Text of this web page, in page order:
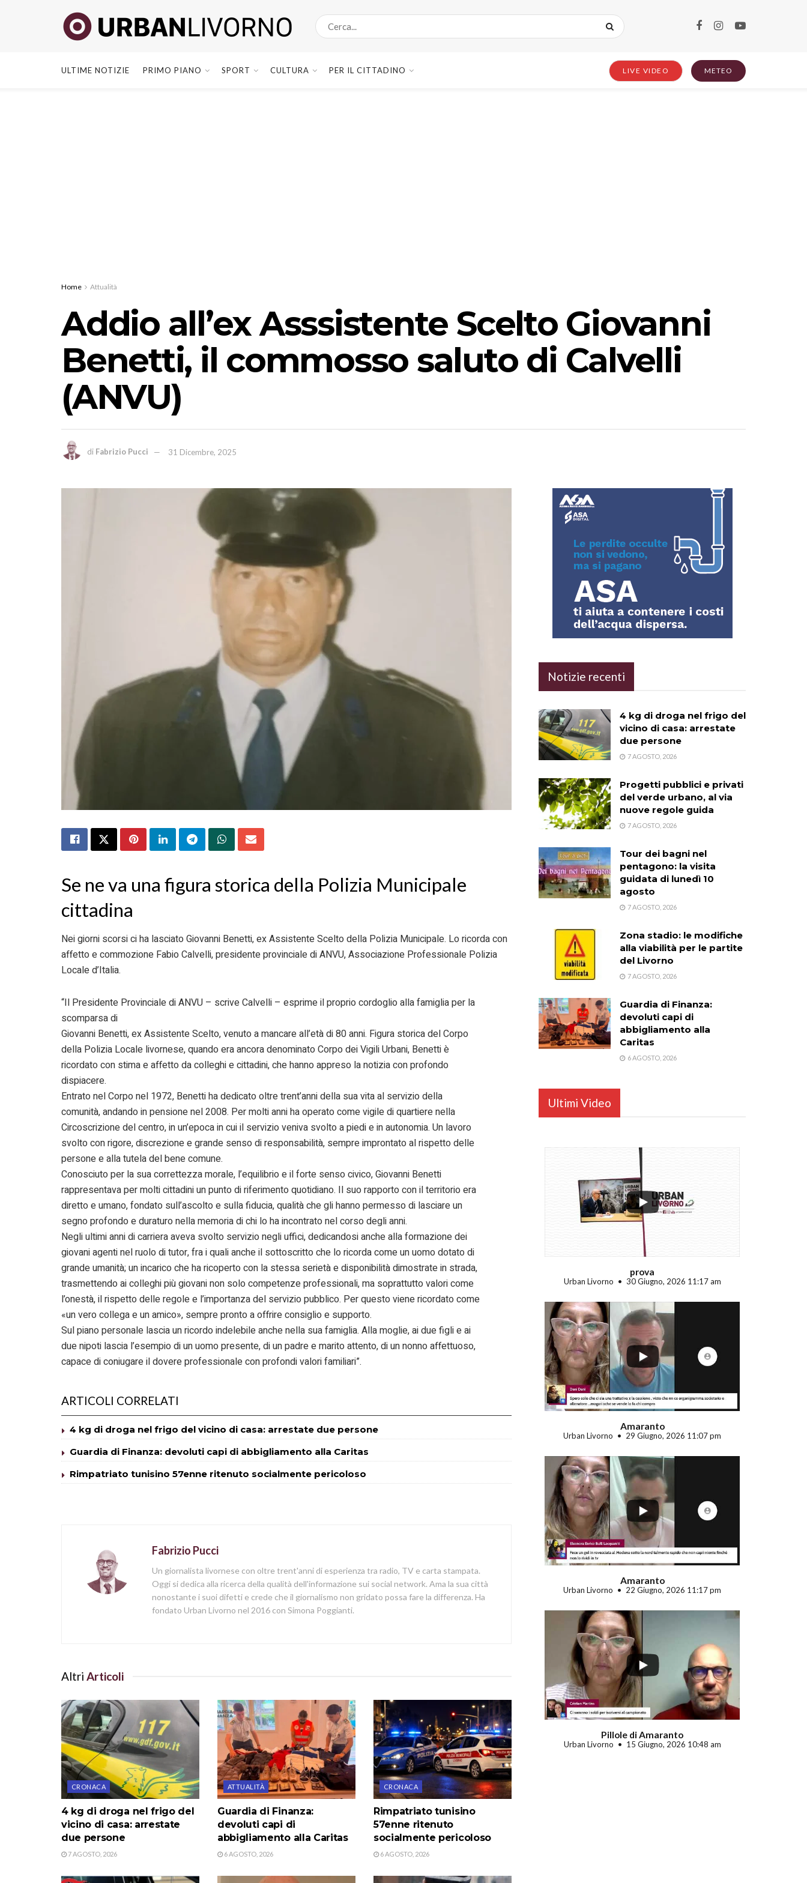
ULTIME NOTIZIE PRIMO PIANO SPORT CULTURA PER IL CITTADINO LIVE VIDEO METEO
Home Attualità
Addio all’ex Asssistente Scelto Giovanni
Benetti, il commosso saluto di Calvelli
(ANVU)
di Fabrizio Pucci 31 Dicembre, 2025
Se ne va una figura storica della Polizia Municipale
cittadina
Nei giorni scorsi ci ha lasciato Giovanni Benetti, ex Assistente Scelto della Polizia Municipale. Lo ricorda con
affetto e commozione Fabio Calvelli, presidente provinciale di ANVU, Associazione Professionale Polizia
Locale d’Italia.
“Il Presidente Provinciale di ANVU – scrive Calvelli – esprime il proprio cordoglio alla famiglia per la
scomparsa di
Giovanni Benetti, ex Assistente Scelto, venuto a mancare all’età di 80 anni. Figura storica del Corpo
della Polizia Locale livornese, quando era ancora denominato Corpo dei Vigili Urbani, Benetti è
ricordato con stima e affetto da colleghi e cittadini, che hanno appreso la notizia con profondo
dispiacere.
Entrato nel Corpo nel 1972, Benetti ha dedicato oltre trent’anni della sua vita al servizio della
comunità, andando in pensione nel 2008. Per molti anni ha operato come vigile di quartiere nella
Circoscrizione del centro, in un’epoca in cui il servizio veniva svolto a piedi e in autonomia. Un lavoro
svolto con rigore, discrezione e grande senso di responsabilità, sempre improntato al rispetto delle
persone e alla tutela del bene comune.
Conosciuto per la sua correttezza morale, l’equilibrio e il forte senso civico, Giovanni Benetti
rappresentava per molti cittadini un punto di riferimento quotidiano. Il suo rapporto con il territorio era
diretto e umano, fondato sull’ascolto e sulla fiducia, qualità che gli hanno permesso di lasciare un
segno profondo e duraturo nella memoria di chi lo ha incontrato nel corso degli anni.
Negli ultimi anni di carriera aveva svolto servizio negli uffici, dedicandosi anche alla formazione dei
giovani agenti nel ruolo di tutor, fra i quali anche il sottoscritto che lo ricorda come un uomo dotato di
grande umanità; un incarico che ha ricoperto con la stessa serietà e disponibilità dimostrate in strada,
trasmettendo ai colleghi più giovani non solo competenze professionali, ma soprattutto valori come
l’onestà, il rispetto delle regole e l’importanza del servizio pubblico. Per questo viene ricordato come
«un vero collega e un amico», sempre pronto a offrire consiglio e supporto.
Sul piano personale lascia un ricordo indelebile anche nella sua famiglia. Alla moglie, ai due figli e ai
due nipoti lascia l’esempio di un uomo presente, di un padre e marito attento, di un nonno affettuoso,
capace di coniugare il dovere professionale con profondi valori familiari”.
ARTICOLI CORRELATI
4 kg di droga nel frigo del vicino di casa: arrestate due persone
Guardia di Finanza: devoluti capi di abbigliamento alla Caritas
Rimpatriato tunisino 57enne ritenuto socialmente pericoloso
Fabrizio Pucci
Un giornalista livornese con oltre trent'anni di esperienza tra radio, TV e carta stampata.
Oggi si dedica alla ricerca della qualità dell'informazione sui social network. Ama la sua città
nonostante i suoi difetti e crede che il giornalismo non gridato possa fare la differenza. Ha
fondato Urban Livorno nel 2016 con Simona Poggianti.
Altri Articoli
CRONACA
4 kg di droga nel frigo del
vicino di casa: arrestate
due persone
7 AGOSTO, 2026
ATTUALITÀ
Guardia di Finanza:
devoluti capi di
abbigliamento alla Caritas
6 AGOSTO, 2026
CRONACA
Rimpatriato tunisino
57enne ritenuto
socialmente pericoloso
6 AGOSTO, 2026
Notizie recenti
4 kg di droga nel frigo del
vicino di casa: arrestate
due persone
7 AGOSTO, 2026
Progetti pubblici e privati
del verde urbano, al via
nuove regole guida
7 AGOSTO, 2026
Tour dei bagni nel
pentagono: la visita
guidata di lunedì 10
agosto
7 AGOSTO, 2026
Zona stadio: le modifiche
alla viabilità per le partite
del Livorno
7 AGOSTO, 2026
Guardia di Finanza:
devoluti capi di
abbigliamento alla
Caritas
6 AGOSTO, 2026
Ultimi Video
...
prova
Urban Livorno 30 Giugno, 2026 11:17 am
...
Amaranto
Urban Livorno 29 Giugno, 2026 11:07 pm
...
Amaranto
Urban Livorno 22 Giugno, 2026 11:17 pm
Pillole di Amaranto
Urban Livorno 15 Giugno, 2026 10:48 am